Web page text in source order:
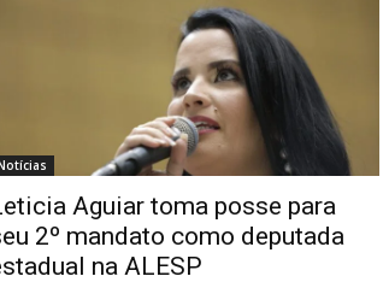
Aguiar toma posse para
2º mandato como deputada
na ALESP